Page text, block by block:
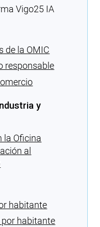
Vigo25 IA
de la OMIC
responsable
y
la Oficina
al
habitante
habitante